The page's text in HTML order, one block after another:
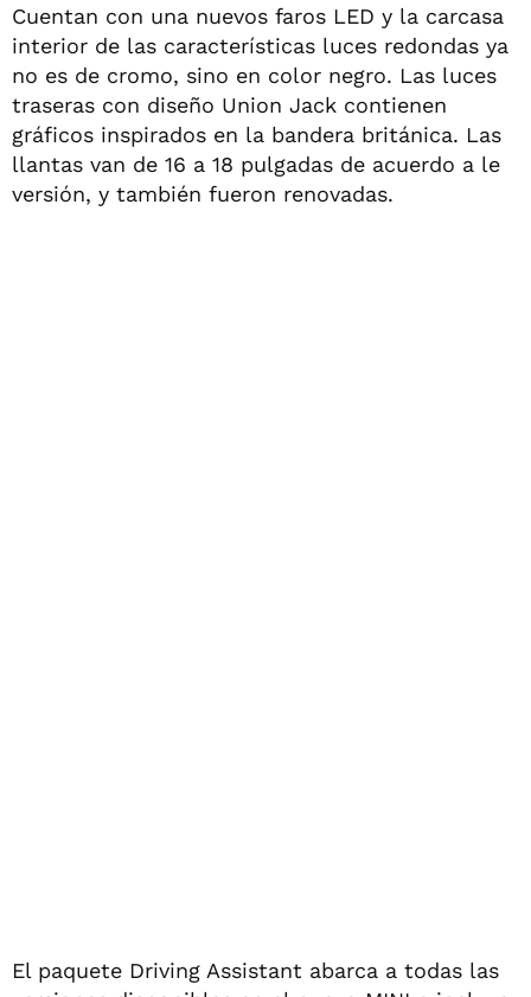
Cuentan con una nuevos faros LED y la carcasa
interior de las características luces redondas ya
no es de cromo, sino en color negro. Las luces
traseras con diseño Union Jack contienen
gráficos inspirados en la bandera británica. Las
llantas van de 16 a 18 pulgadas de acuerdo a le
versión, y también fueron renovadas.
El paquete Driving Assistant abarca a todas las